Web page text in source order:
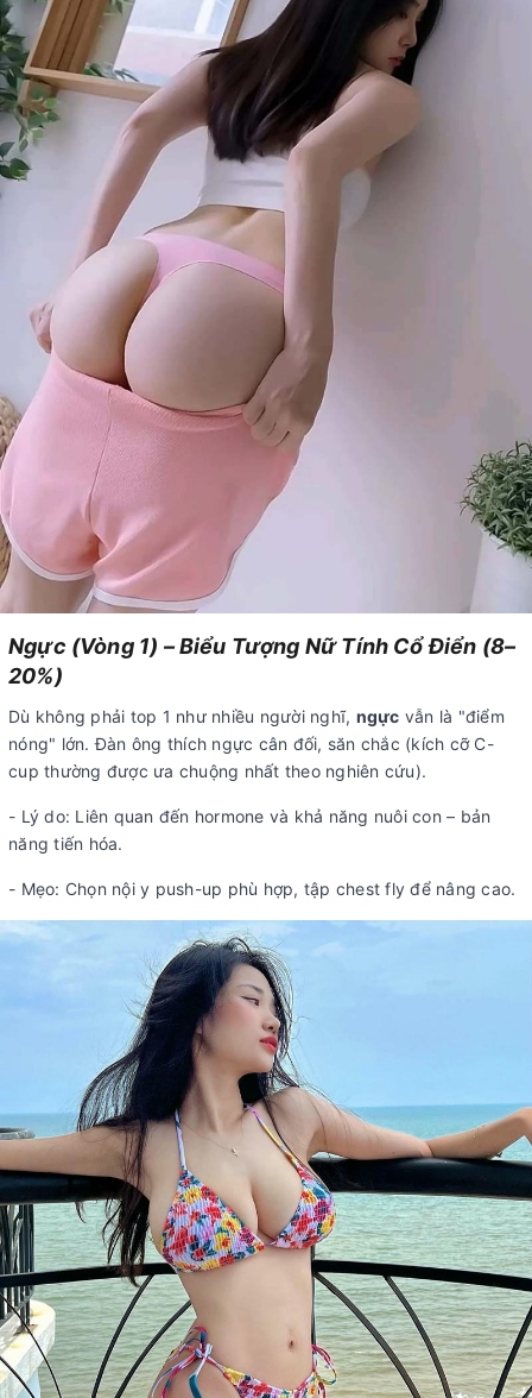
Ngực (Vòng 1) – Biểu Tượng Nữ Tính Cổ Điển (8–
20%)
Dù không phải top 1 như nhiều người nghĩ, ngực vẫn là "điểm
nóng" lớn. Đàn ông thích ngực cân đối, săn chắc (kích cỡ C-
cup thường được ưa chuộng nhất theo nghiên cứu).
- Lý do: Liên quan đến hormone và khả năng nuôi con – bản
năng tiến hóa.
- Mẹo: Chọn nội y push-up phù hợp, tập chest fly để nâng cao.